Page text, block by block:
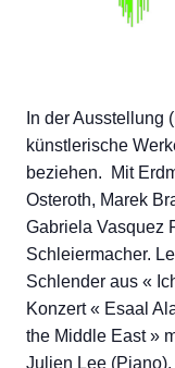
In der Ausstellung
künstlerische
beziehen. Mit
Osteroth, Marek
Gabriela Vasquez
Schleiermacher.
Schlender aus «
Konzert « Esaal
the Middle East »
Julien Lee (Piano).